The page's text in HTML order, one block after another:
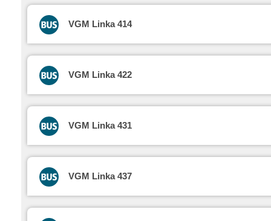
VGM Linka 414
VGM Linka 422
VGM Linka 431
VGM Linka 437